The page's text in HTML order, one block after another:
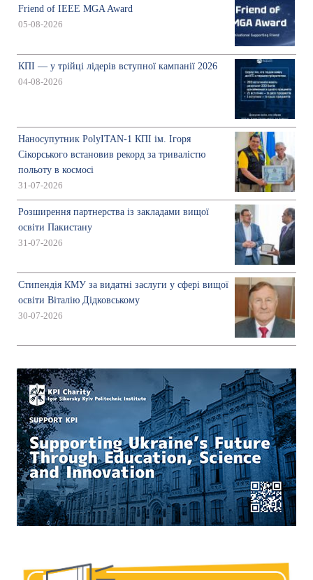
Friend of IEEE MGA Award
05-08-2026
КПІ — у трійці лідерів вступної кампанії 2026
04-08-2026
Наносупутник PolyITAN-1 КПІ ім. Ігоря
Сікорського встановив рекорд за тривалістю
польоту в космосі
31-07-2026
Розширення партнерства із закладами вищої
освіти Пакистану
31-07-2026
Стипендія КМУ за видатні заслуги у сфері вищої
освіти Віталію Дідковському
30-07-2026